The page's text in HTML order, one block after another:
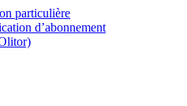
particulière
d’abonnement